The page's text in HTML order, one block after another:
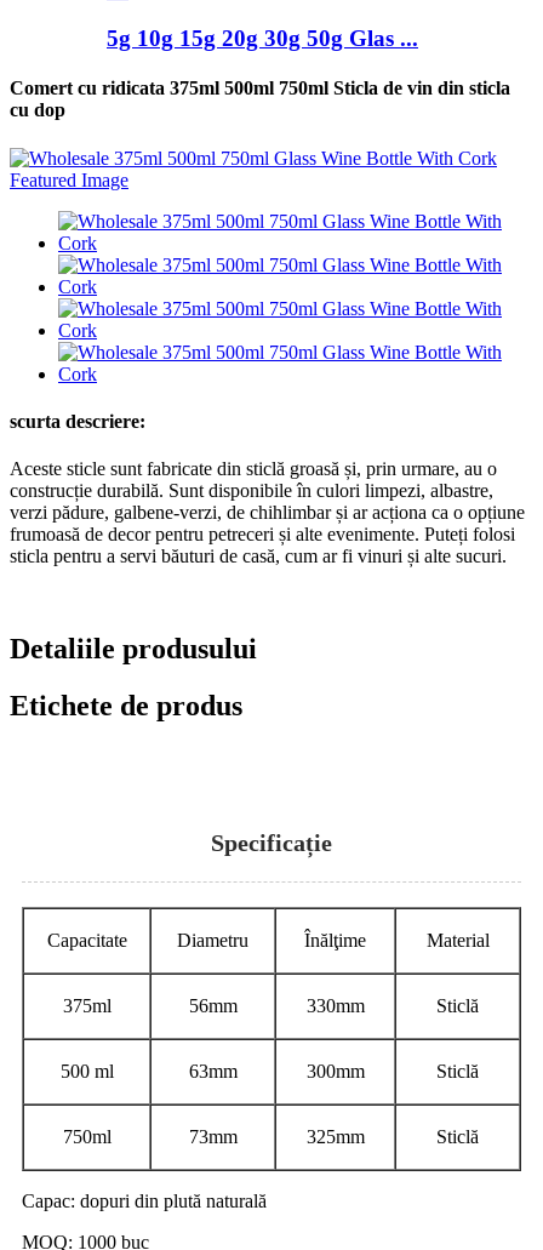
5g 10g 15g 20g 30g 50g Glas ...
Comert cu ridicata 375ml 500ml 750ml Sticla de vin din sticla
cu dop
scurta descriere:
Aceste sticle sunt fabricate din sticlă groasă și, prin urmare, au o
construcție durabilă. Sunt disponibile în culori limpezi, albastre,
verzi pădure, galbene-verzi, de chihlimbar și ar acționa ca o opțiune
frumoasă de decor pentru petreceri și alte evenimente. Puteți folosi
sticla pentru a servi băuturi de casă, cum ar fi vinuri și alte sucuri.
Detaliile produsului
Etichete de produs
Specificație
Capacitate Diametru Înălţime Material
375ml 56mm 330mm Sticlă
500 ml 63mm 300mm Sticlă
750ml 73mm 325mm Sticlă
Capac: dopuri din plută naturală
MOQ: 1000 buc